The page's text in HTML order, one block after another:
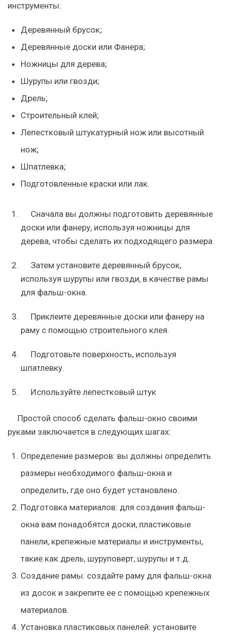
инструменты:
Деревянный брусок;
Деревянные доски или Фанера;
Ножницы для дерева;
Шурупы или гвозди;
Дрель;
Строительный клей;
Лепестковый штукатурный нож или высотный
нож;
Шпатлевка;
Подготовленные краски или лак.
Сначала вы должны подготовить деревянные
доски или фанеру, используя ножницы для
дерева, чтобы сделать их подходящего размера.
Затем установите деревянный брусок,
используя шурупы или гвозди, в качестве рамы
для фальш-окна.
Приклеите деревянные доски или фанеру на
раму с помощью строительного клея.
Подготовьте поверхность, используя
шпатлевку.
Используйте лепестковый штук
Простой способ сделать фальш-окно своими
руками заключается в следующих шагах:
Определение размеров: вы должны определить
размеры необходимого фальш-окна и
определить, где оно будет установлено.
Подготовка материалов: для создания фальш-
окна вам понадобятся доски, пластиковые
панели, крепежные материалы и инструменты,
такие как дрель, шуруповерт, шурупы и т.д.
Создание рамы: создайте раму для фальш-окна
из досок и закрепите ее с помощью крепежных
материалов.
Установка пластиковых панелей: установите